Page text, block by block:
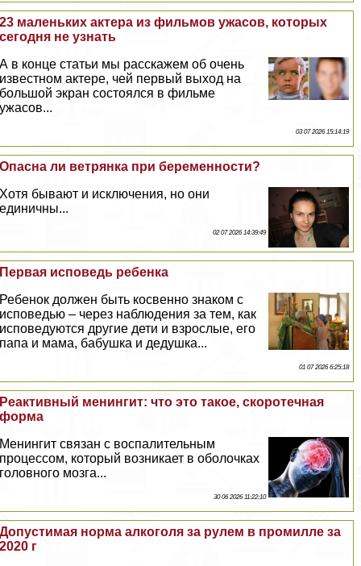
23 маленьких актера из фильмов ужасов, которых
сегодня не узнать
А в конце статьи мы расскажем об очень
известном актере, чей первый выход на
большой экран состоялся в фильме
ужасов...
03 07 2026 15:14:19
Опасна ли ветрянка при беременности?
Хотя бывают и исключения, но они
единичны...
02 07 2026 14:39:49
Первая исповедь ребенка
Ребенок должен быть косвенно знаком с
исповедью – через наблюдения за тем, как
исповедуются другие дети и взрослые, его
папа и мама, бабушка и дедушка...
01 07 2026 6:25:18
Реактивный менингит: что это такое, скоротечная
форма
Менингит связан с воспалительным
процессом, который возникает в оболочках
головного мозга...
30 06 2026 11:22:10
Допустимая норма алкоголя за рулем в промилле за
2020 г